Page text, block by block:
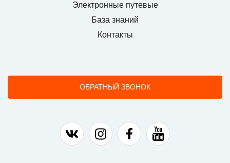
Электронные путевые
База знаний
Контакты
ОБРАТНЫЙ ЗВОНОК
Наша группа в ВКНаша страница в Instagram
Наша группа в Facebook
Наш канал на